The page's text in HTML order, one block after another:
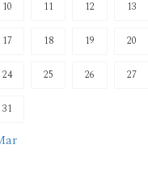
10 11 12 13
17 18 19 20
24 25 26 27
31